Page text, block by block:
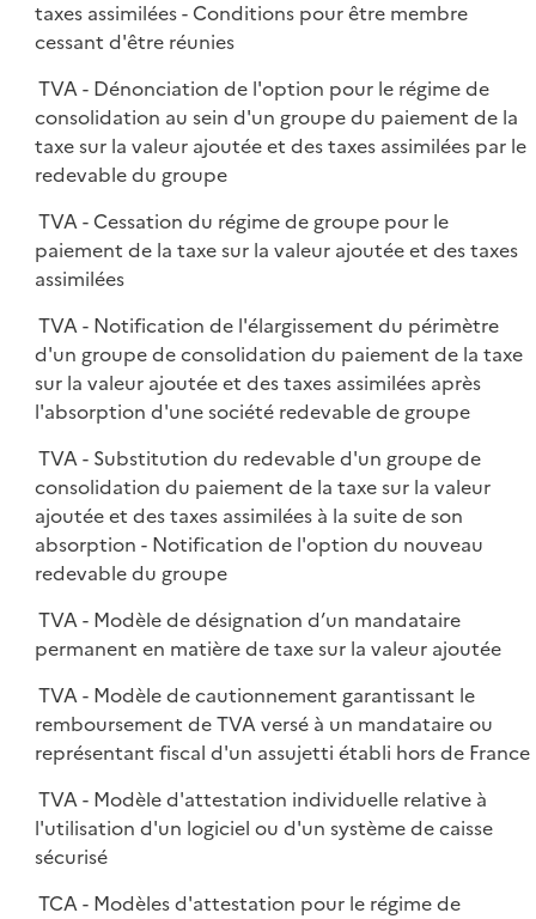
taxes assimilées - Conditions pour être membre
cessant d'être réunies
TVA - Dénonciation de l'option pour le régime de
consolidation au sein d'un groupe du paiement de la
taxe sur la valeur ajoutée et des taxes assimilées par le
redevable du groupe
TVA - Cessation du régime de groupe pour le
paiement de la taxe sur la valeur ajoutée et des taxes
assimilées
TVA - Notification de l'élargissement du périmètre
d'un groupe de consolidation du paiement de la taxe
sur la valeur ajoutée et des taxes assimilées après
l'absorption d'une société redevable de groupe
TVA - Substitution du redevable d'un groupe de
consolidation du paiement de la taxe sur la valeur
ajoutée et des taxes assimilées à la suite de son
absorption - Notification de l'option du nouveau
redevable du groupe
TVA - Modèle de désignation d’un mandataire
permanent en matière de taxe sur la valeur ajoutée
TVA - Modèle de cautionnement garantissant le
remboursement de TVA versé à un mandataire ou
représentant fiscal d'un assujetti établi hors de France
TVA - Modèle d'attestation individuelle relative à
l'utilisation d'un logiciel ou d'un système de caisse
sécurisé
TCA - Modèles d'attestation pour le régime de